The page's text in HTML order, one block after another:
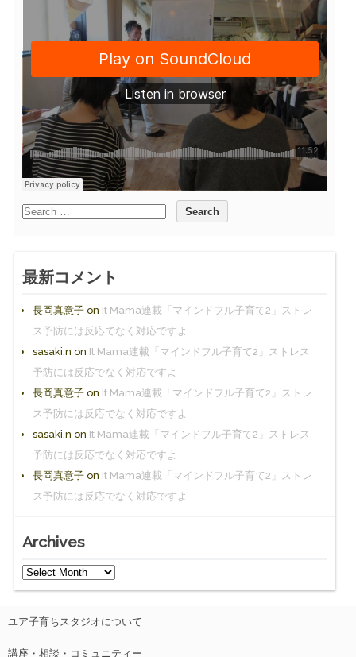
最新コメント
長岡真意子on It Mama連載「マインドフル子育て2」ストレ
ス予防には反応でなく対応ですよ
sasaki,n on It Mama連載「マインドフル子育て2」ストレス
予防には反応でなく対応ですよ
長岡真意子on It Mama連載「マインドフル子育て2」ストレ
ス予防には反応でなく対応ですよ
sasaki,n on It Mama連載「マインドフル子育て2」ストレス
予防には反応でなく対応ですよ
長岡真意子on It Mama連載「マインドフル子育て2」ストレ
ス予防には反応でなく対応ですよ
Archives
ユア子育ちスタジオについて
講座・相談・コミュニティー